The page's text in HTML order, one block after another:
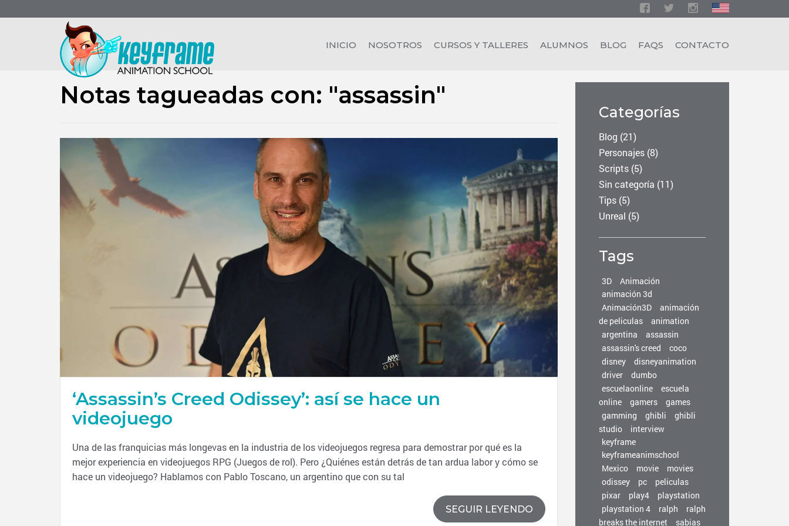
INICIO NOSOTROS CURSOS Y TALLERES ALUMNOS BLOG FAQS CONTACTO
Notas tagueadas con: "assassin"
‘Assassin’s Creed Odissey’: así se hace un
videojuego
Una de las franquicias más longevas en la industria de los videojuegos regresa para demostrar por qué es la
mejor experiencia en videojuegos RPG (Juegos de rol). Pero ¿Quiénes están detrás de tan ardua labor y cómo se
hace un videojuego? Hablamos con Pablo Toscano, un argentino que con su tal
SEGUIR LEYENDO
Categorías
Blog (21)
Personajes(8)
Scripts(5)
Sin categoría (11)
Tips(5)
Unreal (5)
Tags
3D
Animación
animación 3d
Animación3D
animación
de peliculas
animation
argentina
assassin
assassin's creed
coco
disney
disneyanimation
driver
dumbo
escuelaonline
escuela
online
gamers
games
gamming
ghibli
ghibli
studio
interview
keyframe
keyframeanimschool
Mexico
movie
movies
odissey
pc
peliculas
pixar
play4
playstation
playstation 4
ralph
ralph
breaks the internet
sabias